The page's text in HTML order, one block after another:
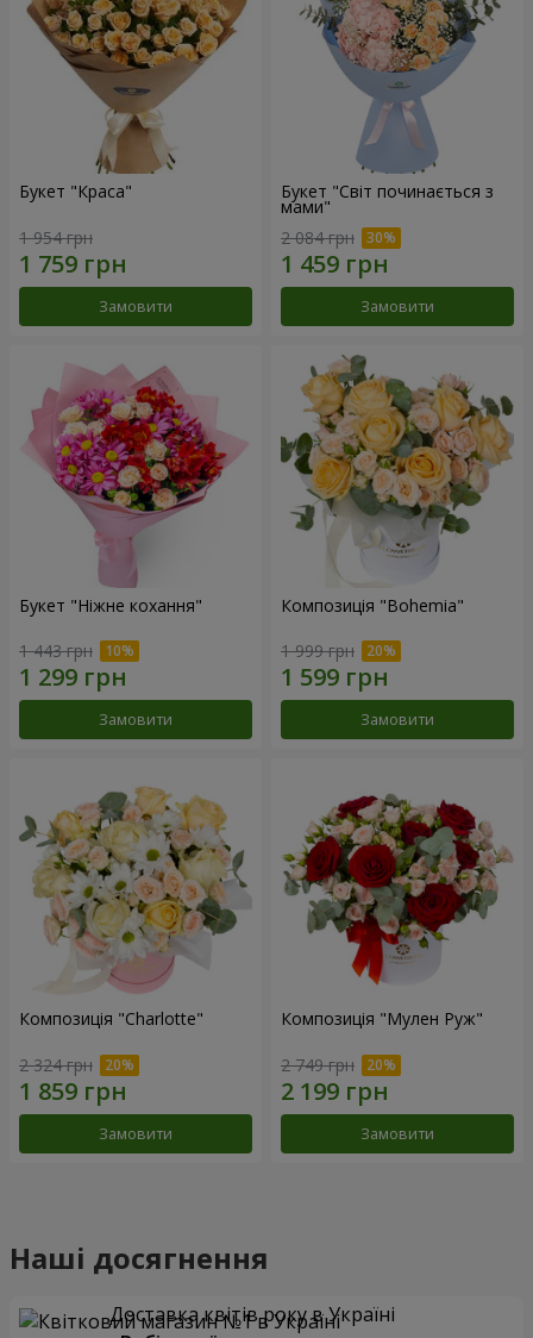
Букет "Краса"
1 954 грн
Замовити
Букет "Світ починається з
мами"
2 084 грн
Замовити
Букет "Ніжне кохання"
1 443 грн
Замовити
Композиція "Bohemia"
1 999 грн
Замовити
Композиція "Charlotte"
2 324 грн
Замовити
Композиція "Мулен Руж"
2 749 грн
Замовити
Наші досягнення
Доставка квітів року в Україні